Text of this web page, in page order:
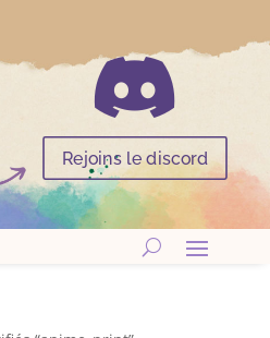

Rejoins le discord